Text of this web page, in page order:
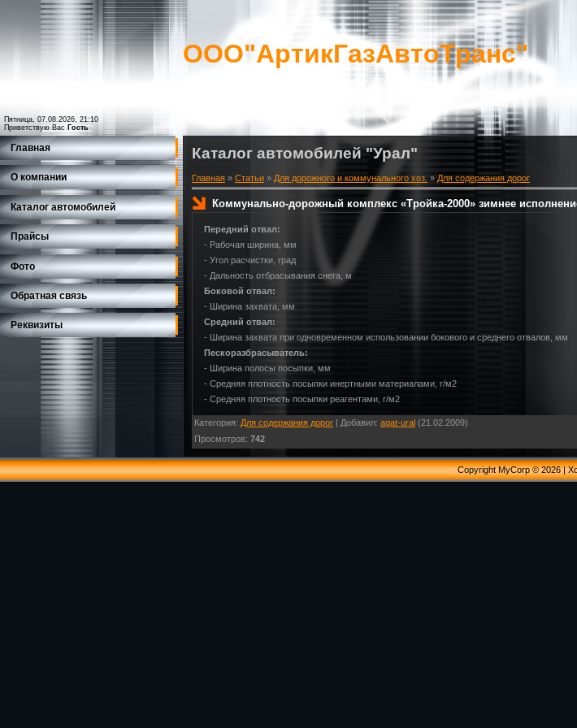
Пятница, 07.08.2026, 21:10
Приветствую Вас Гость
ООО"АртикГазАвтоТранс"
Главная
О компании
Каталог автомобилей
Прайсы
Фото
Обратная связь
Реквизиты
Каталог автомобилей "Урал"
Главная » Статьи » Для дорожного и коммунального хоз. » Для содержания дорог
Коммунально-дорожный комплекс «Тройка-2000» зимнее
Передний отвал:
- Рабочая ширина, мм
- Угол расчистки, град
- Дальность отбрасывания снега, м
Боковой отвал:
- Ширина захвата, мм
Средний отвал:
- Ширина захвата при одновременном использовании бокового и среднего отвалов, мм
Пескоразбрасыватель:
- Ширина полосы посыпки, мм
- Средняя плотность посыпки инертными материалами, г/м2
- Средняя плотность посыпки реагентами, г/м2
Категория: Для содержания дорог | Добавил: agat-ural (21.02.2009)
Просмотров: 742
Copyright MyCorp © 2026|